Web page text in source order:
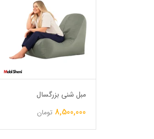
مبل شنی بزرگسال
8,500,000 تومان